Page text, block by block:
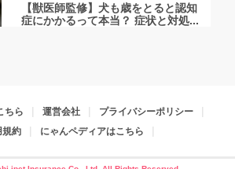
【獣医師監修】犬も歳をとると認知
症にかかるって本当？ 症状と対処...
ちら 運営会社
プライバシーポリシー
規約
にゃんペディアはこちら